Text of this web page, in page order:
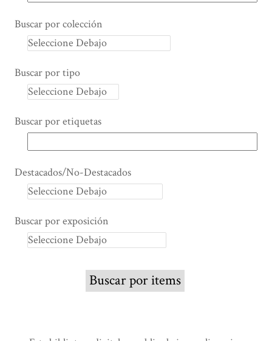
Buscar por colección
Buscar por tipo
Buscar por etiquetas
Destacados/No-Destacados
Buscar por exposición